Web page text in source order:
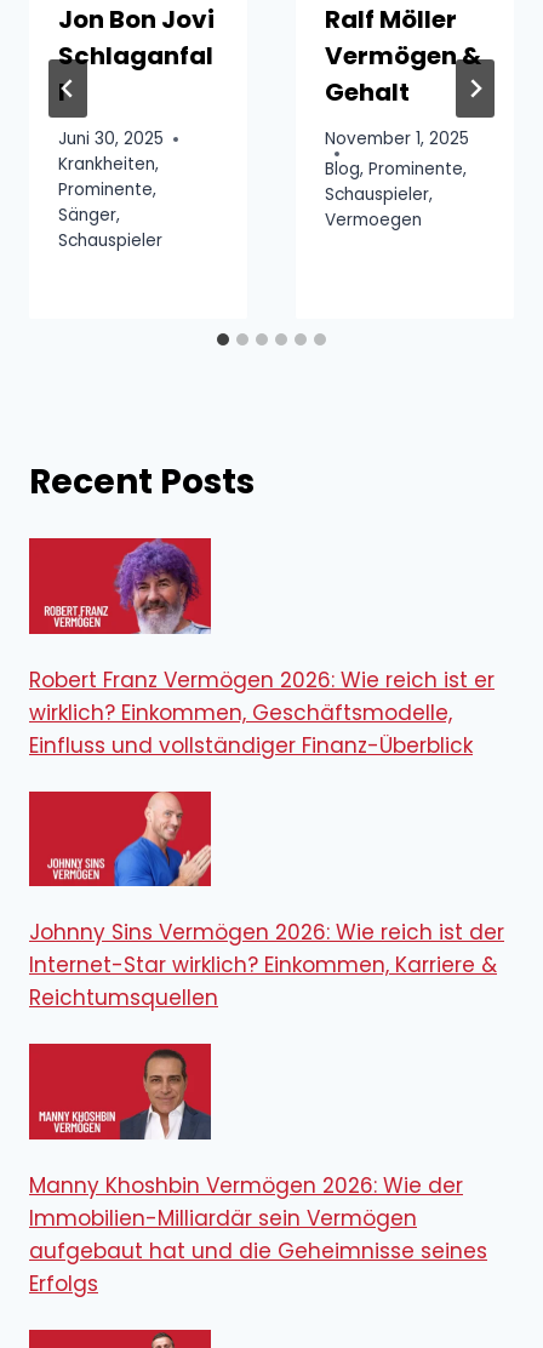
Jon Bon Jovi
Schlaganfal
l
Juni 30, 2025
Krankheiten,
Prominente,
Sänger,
Schauspieler
Ralf Möller
Vermögen &
Gehalt
November 1, 2025
Blog, Prominente,
Schauspieler,
Vermoegen
Recent Posts
Robert Franz Vermögen 2026: Wie reich ist er
wirklich? Einkommen, Geschäftsmodelle,
Einfluss und vollständiger Finanz-Überblick
Johnny Sins Vermögen 2026: Wie reich ist der
Internet-Star wirklich? Einkommen, Karriere &
Reichtumsquellen
Manny Khoshbin Vermögen 2026: Wie der
Immobilien-Milliardär sein Vermögen
aufgebaut hat und die Geheimnisse seines
Erfolgs